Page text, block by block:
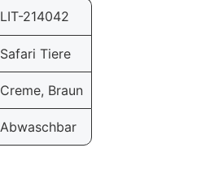
LIT-214042
Safari Tiere
Creme, Braun
Abwaschbar